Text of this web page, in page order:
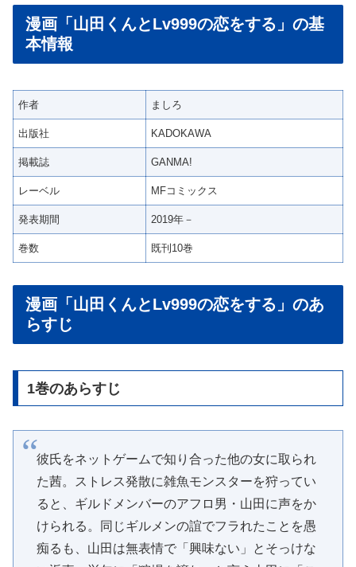
漫画「山田くんとLv999の恋をする」の基
本情報
作者 ましろ
出版社 KADOKAWA
掲載誌 GANMA!
レーベル MFコミックス
発表期間 2019年－
巻数 既刊10巻
漫画「山田くんとLv999の恋をする」のあ
らすじ
1巻のあらすじ
彼氏をネットゲームで知り合った他の女に取られ
た茜。ストレス発散に雑魚モンスターを狩ってい
ると、ギルドメンバーのアフロ男・山田に声をか
けられる。同じギルメンの誼でフラれたことを愚
痴るも、山田は無表情で「興味ない」とそっけな